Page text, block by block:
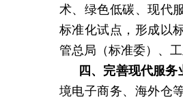
术、绿色低碳、现代
标准化试点，形成以
管总局（标准委）、
四、完善现代服
境电子商务、海外仓